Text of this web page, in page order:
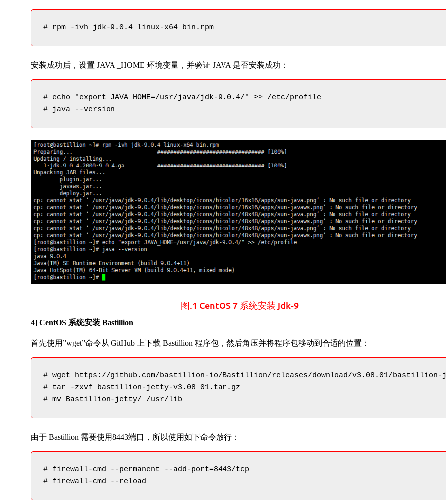
# rpm -ivh jdk-9.0.4_linux-x64_bin.rpm
安装成功后，设置 JAVA _HOME 环境变量，并验证 JAVA 是否安装成功：
# echo "export JAVA_HOME=/usr/java/jdk-9.0.4/" >> /etc/profile
# java --version
图.1 CentOS 7 系统安装 jdk-9
4] CentOS 系统安装 Bastillion
首先使用”wget”命令从 GitHub 上下载 Bastillion 程序包，然后角压并将程序包移动到合适的位置：
# wget https://github.com/bastillion-io/Bastillion/releases/download/v3.08.01/bastillion-
# tar -zxvf bastillion-jetty-v3.08_01.tar.gz
# mv Bastillion-jetty/ /usr/lib
由于 Bastillion 需要使用8443端口，所以使用如下命令放行：
# firewall-cmd --permanent --add-port=8443/tcp
# firewall-cmd --reload